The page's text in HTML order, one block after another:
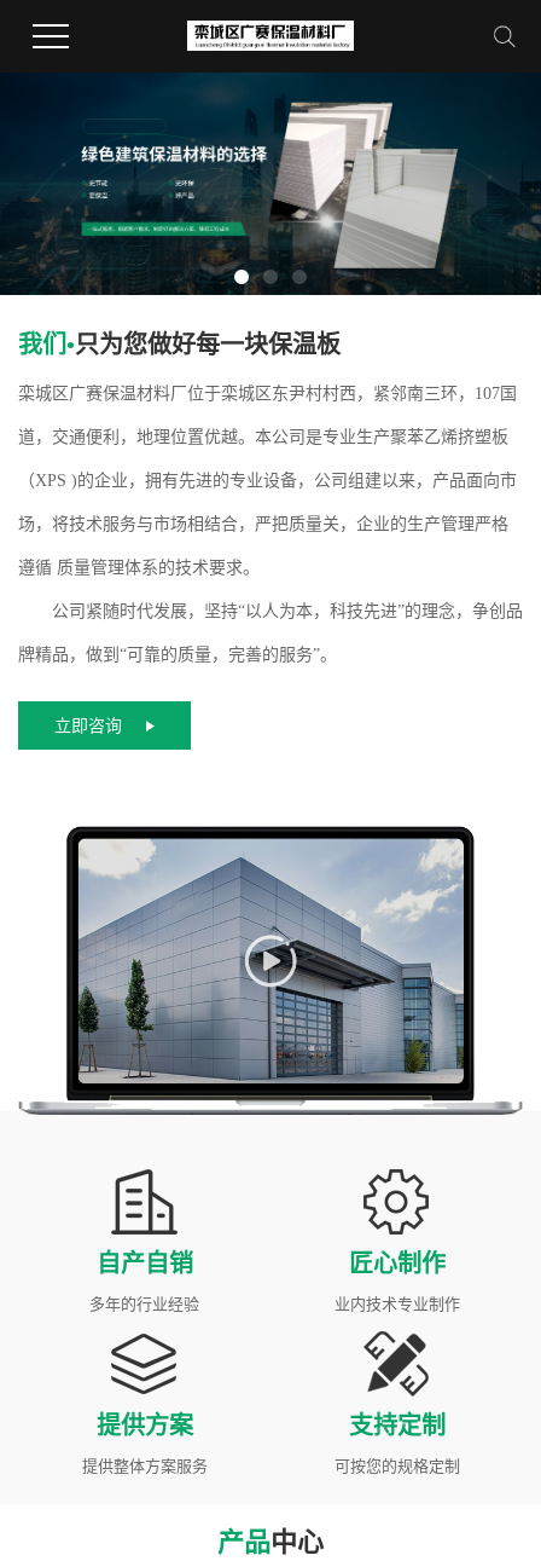
我们•只为您做好每一块保温板
栾城区广赛保温材料厂位于栾城区东尹村村西，紧邻南三环，107国
道，交通便利，地理位置优越。本公司是专业生产聚苯乙烯挤塑板
（XPS )的企业，拥有先进的专业设备，公司组建以来，产品面向市
场，将技术服务与市场相结合，严把质量关，企业的生产管理严格
遵循 质量管理体系的技术要求。
公司紧随时代发展，坚持“以人为本，科技先进”的理念，争创品
牌精品，做到“可靠的质量，完善的服务”。
立即咨询
自产自销
多年的行业经验
匠心制作
业内技术专业制作
提供方案
提供整体方案服务
支持定制
可按您的规格定制
产品中心